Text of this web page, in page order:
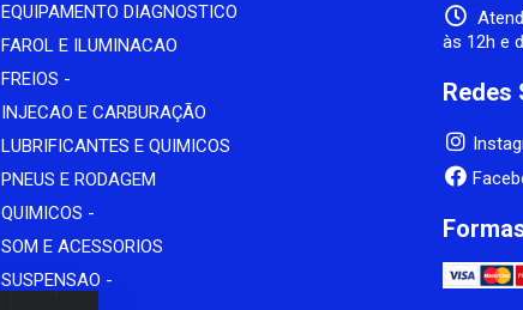
EQUIPAMENTO DIAGNOSTICO
FAROL E ILUMINACAO
FREIOS -
INJECAO E CARBURAÇÃO
LUBRIFICANTES E QUIMICOS
PNEUS E RODAGEM
QUIMICOS -
SOM E ACESSORIOS
SUSPENSAO -
às 12h e
Redes